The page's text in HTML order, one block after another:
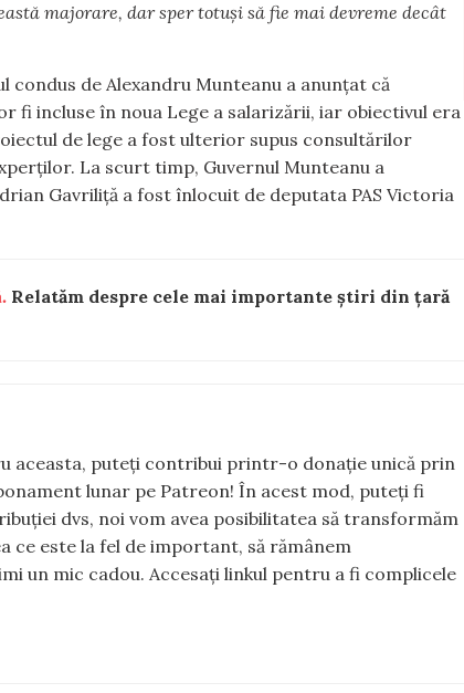
majorare, dar sper totuși să fie mai devreme decât
condus de Alexandru Munteanu a anunțat că
fi incluse în noua Lege a salarizării, iar obiectivul era
de lege a fost ulterior supus consultărilor
La scurt timp, Guvernul Munteanu a
Gavriliță a fost înlocuit de deputata PAS Victoria
Relatăm despre cele mai importante știri din țară
aceasta, puteți contribui printr-o donație unică prin
lunar pe Patreon! În acest mod, puteți fi
dvs, noi vom avea posibilitatea să transformăm
ce este la fel de important, să rămânem
un mic cadou. Accesați linkul pentru a fi complicele